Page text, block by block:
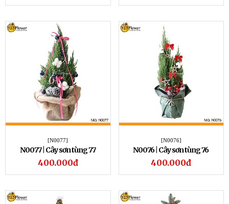
[N0077]
N0077 | Cây sơn tùng 77
400.000đ
[N0076]
N0076 | Cây sơn tùng 76
400.000đ